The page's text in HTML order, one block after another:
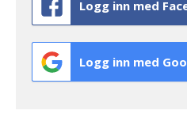
Logg inn med
Logg inn med